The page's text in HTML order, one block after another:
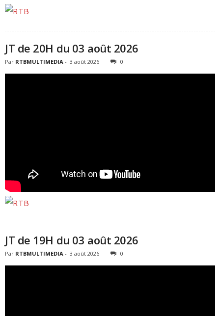
JT de 20H du 03 août 2026
Par RTBMULTIMEDIA - 3 août 2026 0
JT de 19H du 03 août 2026
Par RTBMULTIMEDIA - 3 août 2026 0